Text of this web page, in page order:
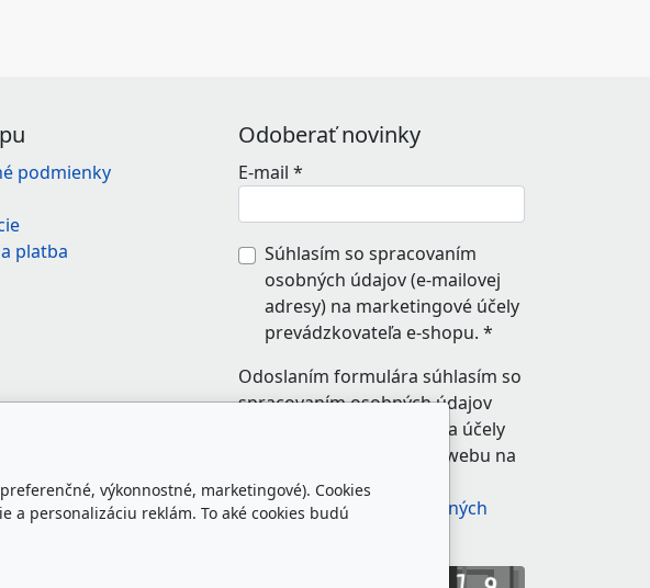
podmienky
platba
Odoberať novinky
E-mail *
Súhlasím so spracovaním
osobných údajov (e-mailovej
adresy) na marketingové účely
prevádzkovateľa e-shopu. *
Odoslaním formulára súhlasím so
spracovaním osobných údajov
zadaných do formulára na účely
reakcie prevádzkovateľa webu na
odoslanú správu.
Zásady spracovania osobných
výkonnostné, marketingové). Cookies
a personalizáciu reklám. To aké cookies budú